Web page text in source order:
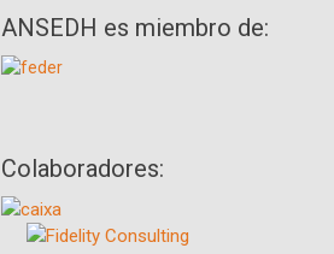
ANSEDH es miembro de:
Colaboradores: